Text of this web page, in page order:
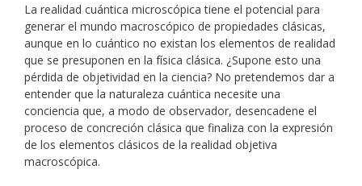
La realidad cuántica microscópica tiene el potencial para
generar el mundo macroscópico de propiedades clásicas,
aunque en lo cuántico no existan los elementos de realidad
que se presuponen en la física clásica. ¿Supone esto una
pérdida de objetividad en la ciencia? No pretendemos dar a
entender que la naturaleza cuántica necesite una
conciencia que, a modo de observador, desencadene el
proceso de concreción clásica que finaliza con la expresión
de los elementos clásicos de la realidad objetiva
macroscópica.